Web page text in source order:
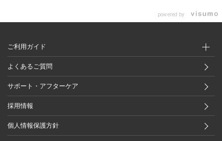
powered by
ご利用ガイド
よくあるご質問
サポート・アフターケア
採用情報
個人情報保護方針